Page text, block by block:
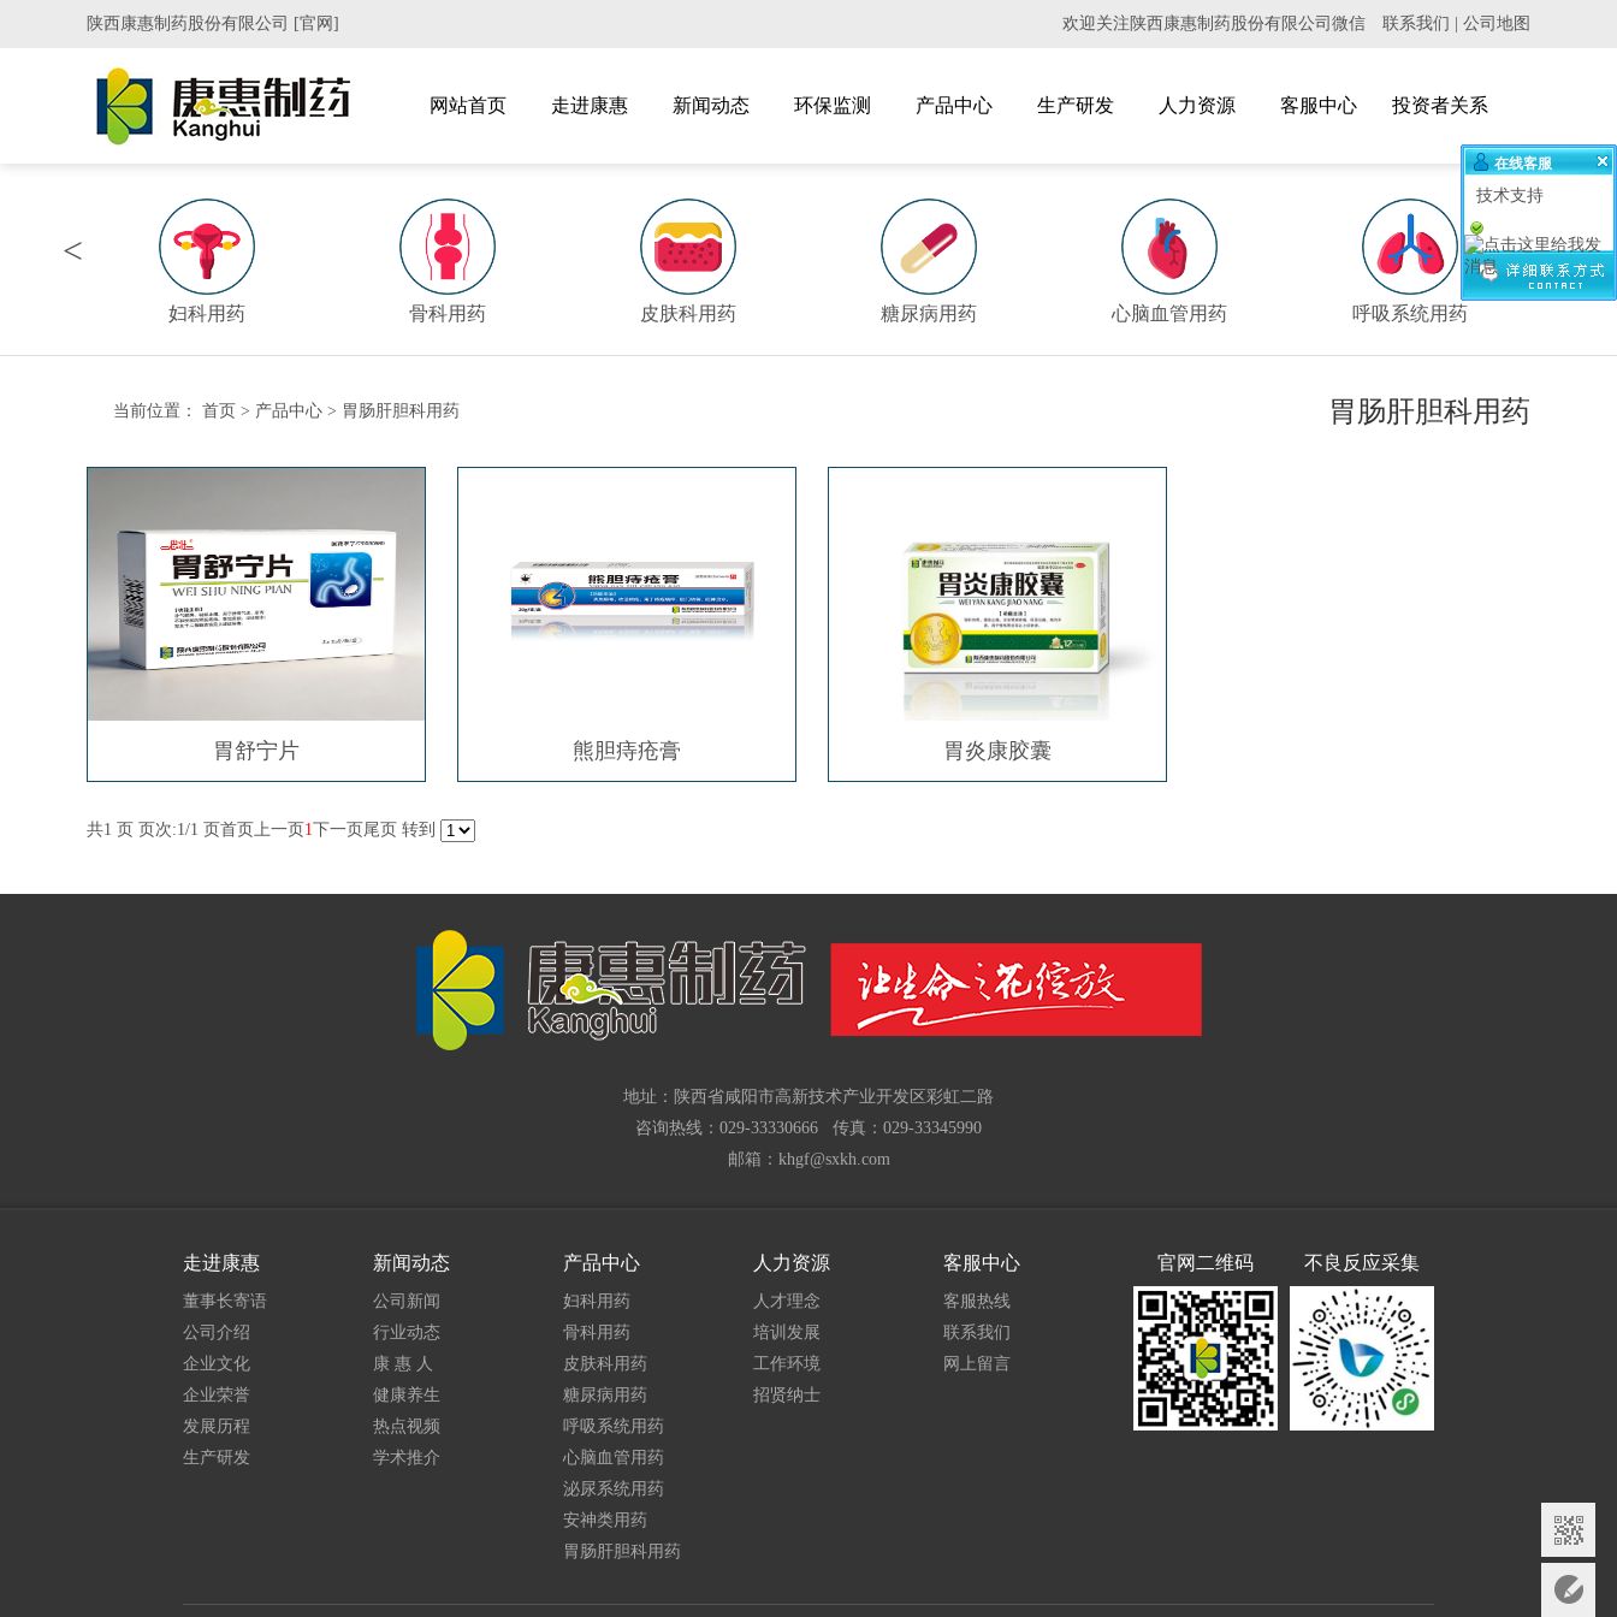
陕西康惠制药股份有限公司 [官网] 欢迎关注陕西康惠制药股份有限公司微信 联系我们 公司地图
网站首页 走进康惠 新闻动态 环保监测 产品中心 生产研发 人力资源 客服中心 投资者关系
妇科用药 骨科用药 皮肤科用药 糖尿病用药 心脑血管用药 呼吸系统用药
< >
当前位置： 首页 > 产品中心 > 胃肠肝胆科用药 胃肠肝胆科用药
胃舒宁片 熊胆痔疮膏 胃炎康胶囊
共1 页 页次:1/1 页首页上一页1下一页尾页 转到
地址：陕西省咸阳市高新技术产业开发区彩虹二路
咨询热线：029-33330666 传真：029-33345990
邮箱：khgf@sxkh.com
走进康惠
董事长寄语
公司介绍
企业文化
企业荣誉
发展历程
生产研发
新闻动态
公司新闻
行业动态
康 惠 人
健康养生
热点视频
学术推介
产品中心
妇科用药
骨科用药
皮肤科用药
糖尿病用药
呼吸系统用药
心脑血管用药
泌尿系统用药
安神类用药
胃肠肝胆科用药
人力资源
人才理念
培训发展
工作环境
招贤纳士
客服中心
客服热线
联系我们
网上留言
官网二维码 不良反应采集
在线客服
技术支持